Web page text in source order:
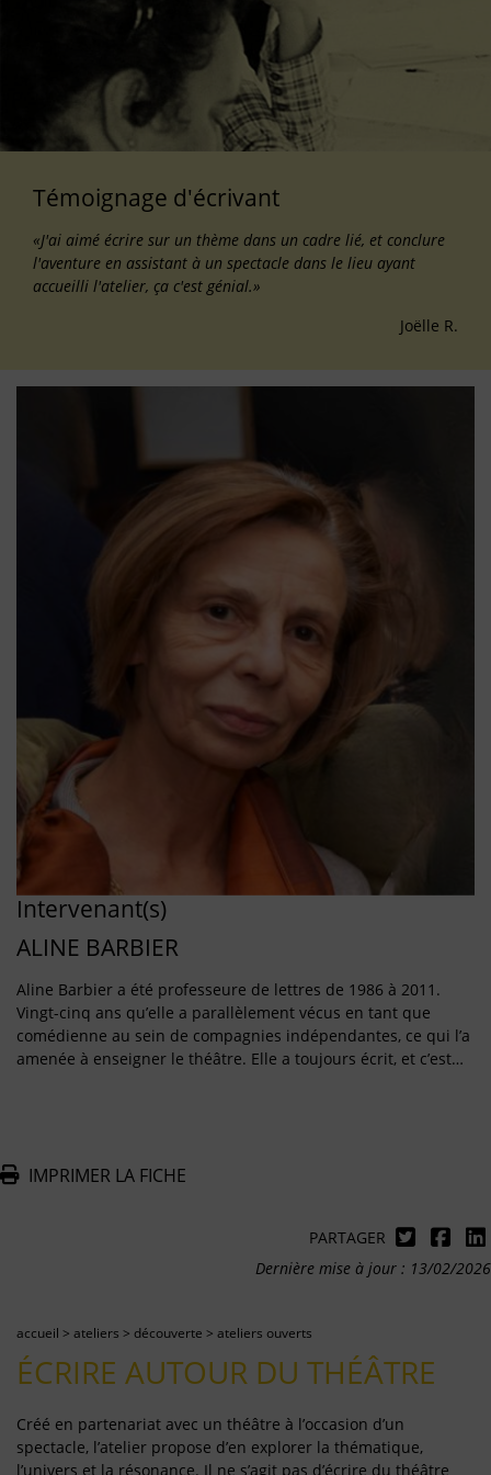
Témoignage d'écrivant
«J'ai aimé écrire sur un thème dans un cadre lié, et conclure
l'aventure en assistant à un spectacle dans le lieu ayant
accueilli l'atelier, ça c'est génial.»
Joëlle R.
Intervenant(s)
ALINE BARBIER
Aline Barbier a été professeure de lettres de 1986 à 2011.
Vingt-cinq ans qu’elle a parallèlement vécus en tant que
comédienne au sein de compagnies indépendantes, ce qui l’a
amenée à enseigner le théâtre. Elle a toujours écrit, et c’est…
IMPRIMER LA FICHE
PARTAGER
Dernière mise à jour : 13/02/2026
accueil > ateliers > découverte > ateliers ouverts
ÉCRIRE AUTOUR DU THÉÂTRE
Créé en partenariat avec un théâtre à l’occasion d’un
spectacle, l’atelier propose d’en explorer la thématique,
l’univers et la résonance. Il ne s’agit pas d’écrire du théâtre